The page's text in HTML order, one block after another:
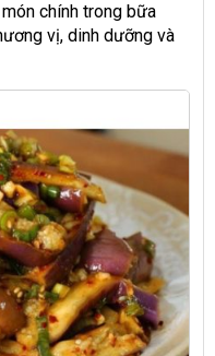
chính trong bữa
vị, dinh dưỡng và